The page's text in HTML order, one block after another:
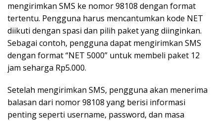
mengirimkan SMS ke nomor 98108 dengan format
tertentu. Pengguna harus mencantumkan kode NET
diikuti dengan spasi dan pilih paket yang diinginkan.
Sebagai contoh, pengguna dapat mengirimkan SMS
dengan format “NET 5000” untuk membeli paket 12
jam seharga Rp5.000.
Setelah mengirimkan SMS, pengguna akan menerima
balasan dari nomor 98108 yang berisi informasi
penting seperti username, password, dan masa